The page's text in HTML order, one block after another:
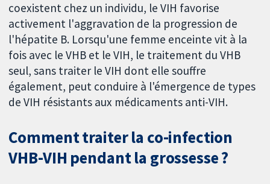
coexistent chez un individu, le VIH favorise
activement l'aggravation de la progression de
l'hépatite B. Lorsqu'une femme enceinte vit à la
fois avec le VHB et le VIH, le traitement du VHB
seul, sans traiter le VIH dont elle souffre
également, peut conduire à l'émergence de types
de VIH résistants aux médicaments anti-VIH.
Comment traiter la co-infection
VHB-VIH pendant la grossesse ?